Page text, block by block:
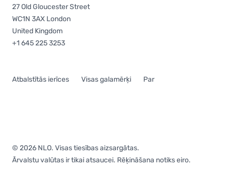
27 Old Gloucester Street
WC1N 3AX London
United Kingdom
+1 645 225 3253
Atbalstītās ierīces Visas galamērķi Par
© 2026 NLO. Visas tiesības aizsargātas.
Ārvalstu valūtas ir tikai atsaucei. Rēķināšana notiks eiro.